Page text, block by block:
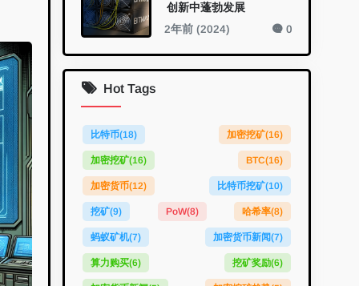
创新中蓬勃发展
2年前 (2024) 0
Hot Tags
比特币(18) 加密挖矿(16)
加密挖矿(16) BTC(16)
加密货币(12) 比特币挖矿(10)
挖矿(9) PoW(8) 哈希率(8)
蚂蚁矿机(7) 加密货币新闻(7)
算力购买(6) 挖矿奖励(6)